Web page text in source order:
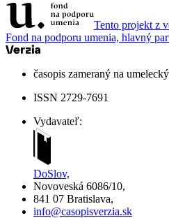
Tento projekt z
Fond na podporu umenia, hlavný
časopis zameraný na
ISSN 2729-7691
Vydavateľ:
DoSlov,
Novoveská 6086/10,
841 07 Bratislava,
info@casopisverzia.sk